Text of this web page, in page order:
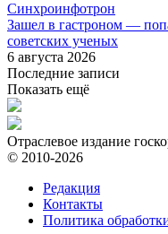
Синхроинфотрон
Зашел в гастроном —
советских ученых
6 августа 2026
Последние записи
Показать ещё
Отраслевое издание
© 2010-2026
Редакция
Контакты
Политика